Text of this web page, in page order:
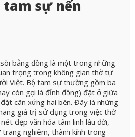
tam sự nến
bằng đồng là một trong những
trọng trong không gian thờ tự
Việt. Bộ tam sự thường gồm ba
còn gọi là đỉnh đồng) đặt ở giữa
cân xứng hai bên. Đây là những
giá trị sử dụng trong việc thờ
đẹp văn hóa tâm linh lâu đời,
nghiêm, thành kính trong